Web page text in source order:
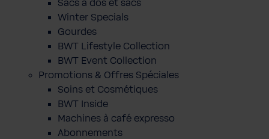
Sacs à dos et sacs
Winter Specials
Gourdes
BWT Lifestyle Collection
BWT Event Collection
Promotions & Offres Spéciales
Soins et Cosmétiques
BWT Inside
Machines à café expresso
Abonnements